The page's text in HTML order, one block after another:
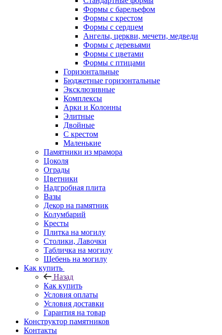
Формы с барельефом
Формы с крестом
Формы с сердцем
Ангелы, церкви, мечети, медведи
Формы с деревьями
Формы с цветами
Формы с птицами
Горизонтальные
Бюджетные горизонтальные
Эксклюзивные
Комплексы
Арки и Колонны
Элитные
Двойные
С крестом
Маленькие
Памятники из мрамора
Цоколя
Ограды
Цветники
Надгробная плита
Вазы
Декор на памятник
Колумбарий
Кресты
Плитка на могилу
Столики, Лавочки
Табличка на могилу
Щебень на могилу
Как купить
Назад
Как купить
Условия оплаты
Условия доставки
Гарантия на товар
Конструктор памятников
Контакты